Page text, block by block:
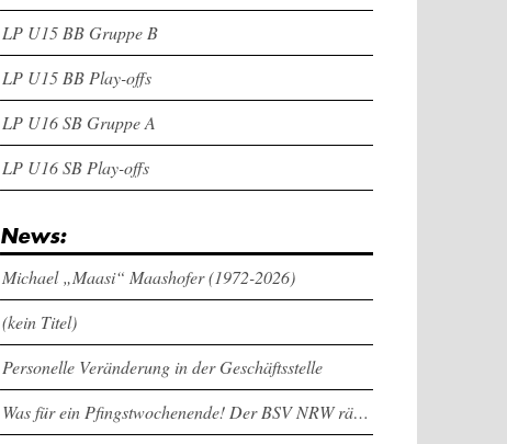
LP U15 BB Gruppe B
LP U15 BB Play-offs
LP U16 SB Gruppe A
LP U16 SB Play-offs
News:
Michael „Maasi“ Maashofer (1972-2026)
(kein Titel)
Personelle Veränderung in der Geschäftsstelle
Was für ein Pfingstwochenende! Der BSV NRW räumt bei den Länderpokalen ab